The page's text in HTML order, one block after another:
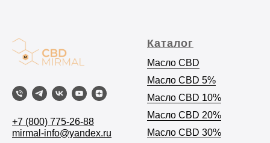
+7 (800) 775-26-88
mirmal-info@yandex.ru
Каталог
Масло CBD
Масло CBD 5%
Масло CBD 10%
Масло CBD 20%
Масло CBD 30%